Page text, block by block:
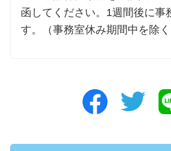
函してください。1週間後に事
す。（事務室休み期間中を除く